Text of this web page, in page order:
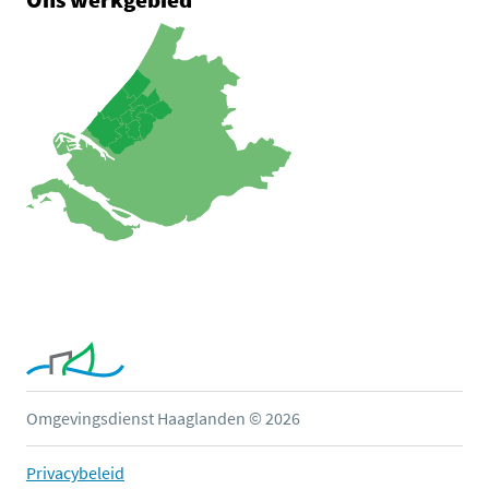
Omgevingsdienst Haaglanden © 2026
Privacybeleid